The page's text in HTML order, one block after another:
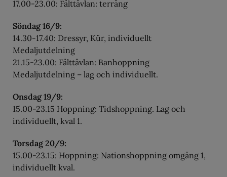
17.00-23.00: Fälttävlan: terräng
Söndag 16/9:
14.30-17.40: Dressyr, Kür, individuellt
Medaljutdelning
21.15-23.00: Fälttävlan: Banhoppning
Medaljutdelning – lag och individuellt.
Onsdag 19/9:
15.00-23.15 Hoppning: Tidshoppning. Lag och
individuellt, kval 1.
Torsdag 20/9:
15.00-23.15: Hoppning: Nationshoppning omgång 1,
individuellt kval.